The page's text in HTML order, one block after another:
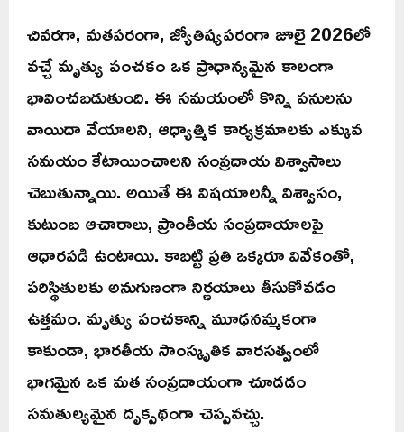
చివరగా, మతపరంగా, జ్యోతిష్యపరంగా జూలై 2026లో
వచ్చే మృత్యు పంచకం ఒక ప్రాధాన్యమైన కాలంగా
భావించబడుతుంది. ఈ సమయంలో కొన్ని పనులను
వాయిదా వేయాలని, ఆధ్యాత్మిక కార్యక్రమాలకు ఎక్కువ
సమయం కేటాయించాలని సంప్రదాయ విశ్వాసాలు
చెబుతున్నాయి. అయితే ఈ విషయాలన్నీ విశ్వాసం,
కుటుంబ ఆచారాలు, ప్రాంతీయ సంప్రదాయాలపై
ఆధారపడి ఉంటాయి. కాబట్టి ప్రతి ఒక్కరూ వివేకంతో,
పరిస్థితులకు అనుగుణంగా నిర్ణయాలు తీసుకోవడం
ఉత్తమం. మృత్యు పంచకాన్ని మూఢనమ్మకంగా
కాకుండా, భారతీయ సాంస్కృతిక వారసత్వంలో
భాగమైన ఒక మత సంప్రదాయంగా చూడడం
సమతుల్యమైన దృక్పథంగా చెప్పవచ్చు.